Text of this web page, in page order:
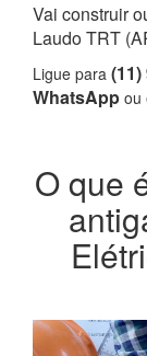
Vai construir
Laudo TRT
Ligue para (11)
WhatsApp ou
O que